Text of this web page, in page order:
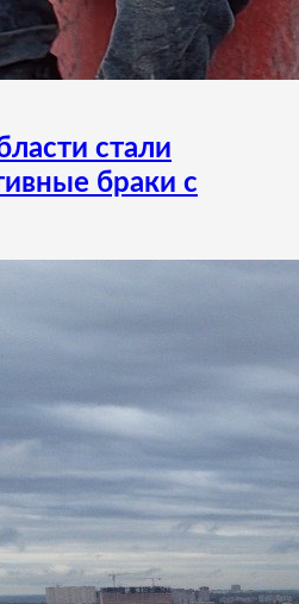
стали
браки с